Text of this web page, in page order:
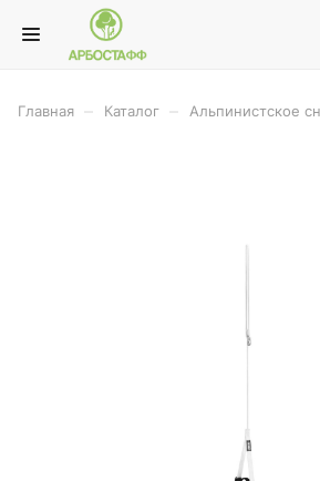
Главная Каталог Альпинистское